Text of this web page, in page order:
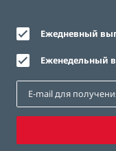
Ежедневный
Еженедельный